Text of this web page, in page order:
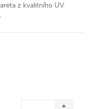
z kvalitního UV